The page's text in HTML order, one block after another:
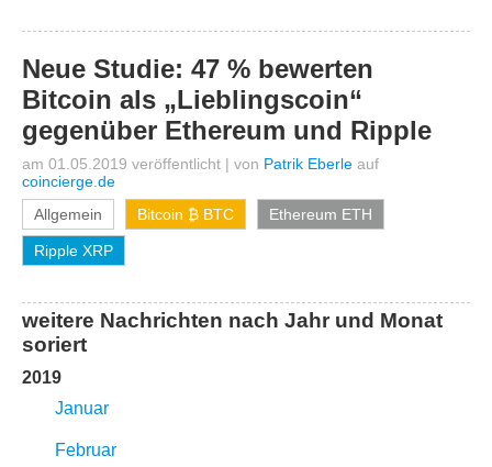
Neue Studie: 47 % bewerten
Bitcoin als „Lieblingscoin“
gegenüber Ethereum und Ripple
am 01.05.2019 veröffentlicht | von Patrik Eberle auf
coincierge.de
Allgemein
Bitcoin ₿ BTC Ethereum ETH
Ripple XRP
weitere Nachrichten nach Jahr und Monat
soriert
2019
Januar
Februar